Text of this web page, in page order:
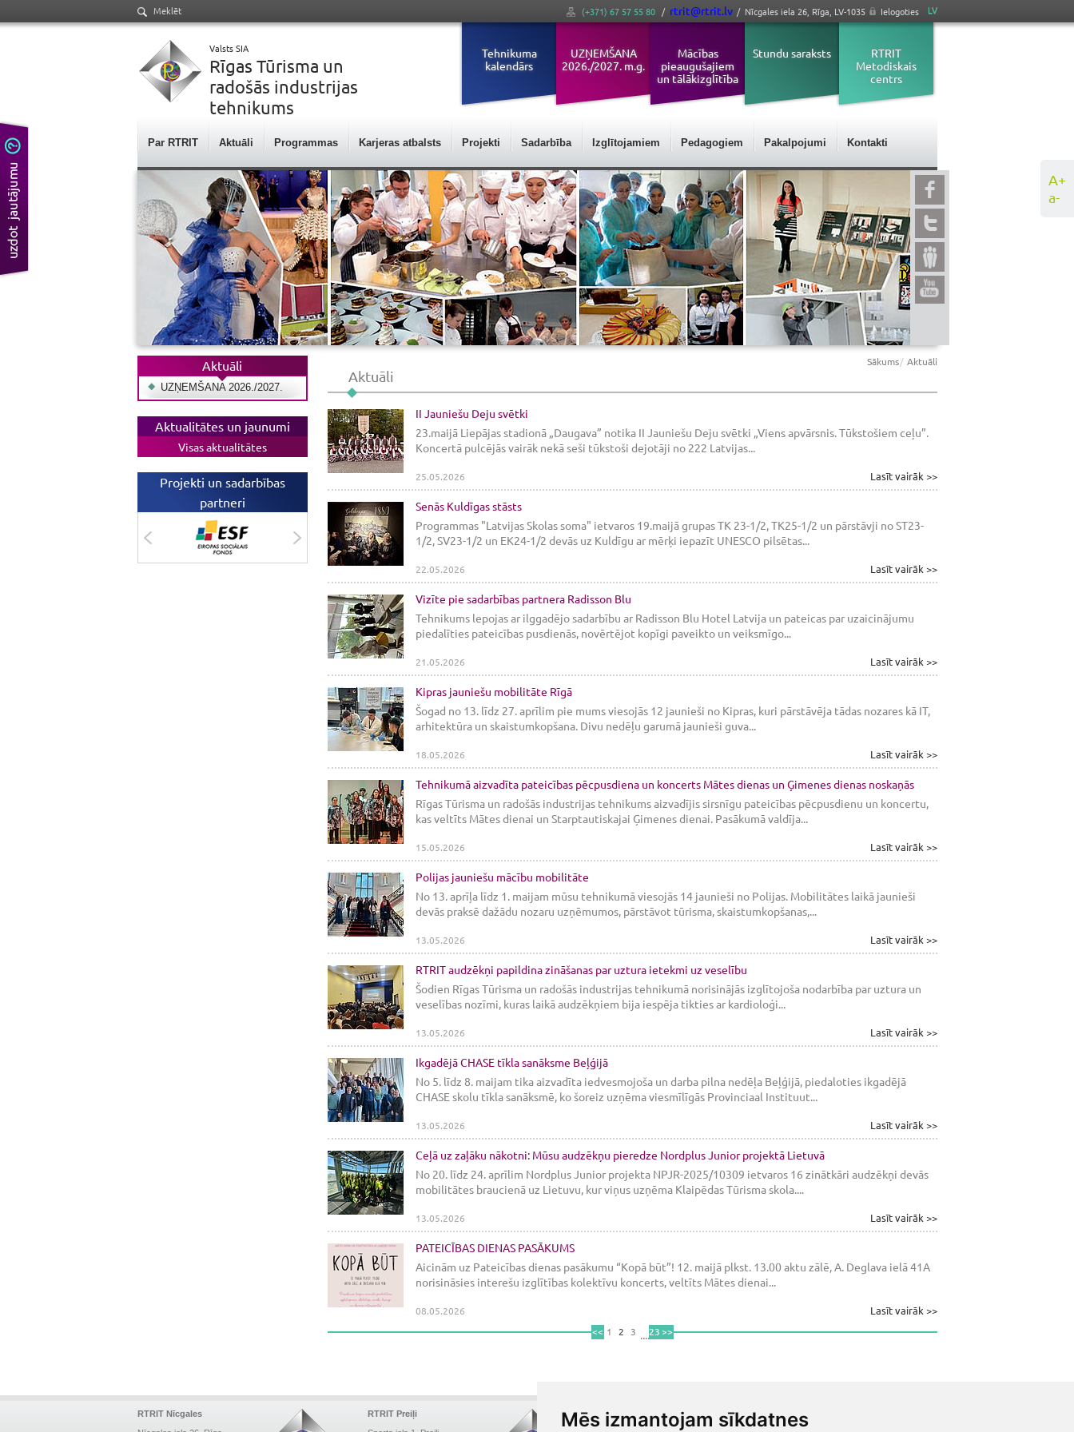
Mēs izmantojam sīkdatnes
A+
a-
Meklēt (+371) 67 57 55 80 / rtrit@rtrit.lv / Nīcgales iela 26, Rīga, LV-1035 Ielogoties LV
Valsts SIA
Rīgas Tūrisma un
radošās industrijas
tehnikums
Tehnikuma
kalendārs
UZŅEMŠANA
2026./2027. m.g.
Mācības
pieaugušajiem
un tālākizglītība
Stundu saraksts
RTRIT
Metodiskais
centrs
Par RTRIT Aktuāli Programmas Karjeras atbalsts Projekti Sadarbība Izglītojamiem Pedagogiem Pakalpojumi Kontakti
Aktuāli
UZŅEMŠANA 2026./2027.
Aktualitātes un jaunumi
Visas aktualitātes
Projekti un sadarbības
partneri
Sākums Aktuāli
Aktuāli
II Jauniešu Deju svētki
23.maijā Liepājas stadionā „Daugava” notika II Jauniešu Deju svētki „Viens apvārsnis. Tūkstošiem ceļu”.
Koncertā pulcējās vairāk nekā seši tūkstoši dejotāji no 222 Latvijas...
Lasīt vairāk >>
25.05.2026
Senās Kuldīgas stāsts
Programmas "Latvijas Skolas soma" ietvaros 19.maijā grupas TK 23-1/2, TK25-1/2 un pārstāvji no ST23-
1/2, SV23-1/2 un EK24-1/2 devās uz Kuldīgu ar mērķi iepazīt UNESCO pilsētas...
Lasīt vairāk >>
22.05.2026
Vizīte pie sadarbības partnera Radisson Blu
Tehnikums lepojas ar ilggadējo sadarbību ar Radisson Blu Hotel Latvija un pateicas par uzaicinājumu
piedalīties pateicības pusdienās, novērtējot kopīgi paveikto un veiksmīgo...
Lasīt vairāk >>
21.05.2026
Kipras jauniešu mobilitāte Rīgā
Šogad no 13. līdz 27. aprīlim pie mums viesojās 12 jaunieši no Kipras, kuri pārstāvēja tādas nozares kā IT,
arhitektūra un skaistumkopšana. Divu nedēļu garumā jaunieši guva...
Lasīt vairāk >>
18.05.2026
Tehnikumā aizvadīta pateicības pēcpusdiena un koncerts Mātes dienas un Ģimenes dienas noskaņās
Rīgas Tūrisma un radošās industrijas tehnikums aizvadījis sirsnīgu pateicības pēcpusdienu un koncertu,
kas veltīts Mātes dienai un Starptautiskajai Ģimenes dienai. Pasākumā valdīja...
Lasīt vairāk >>
15.05.2026
Polijas jauniešu mācību mobilitāte
No 13. aprīļa līdz 1. maijam mūsu tehnikumā viesojās 14 jaunieši no Polijas. Mobilitātes laikā jaunieši
devās praksē dažādu nozaru uzņēmumos, pārstāvot tūrisma, skaistumkopšanas,...
Lasīt vairāk >>
13.05.2026
RTRIT audzēkņi papildina zināšanas par uztura ietekmi uz veselību
Šodien Rīgas Tūrisma un radošās industrijas tehnikumā norisinājās izglītojoša nodarbība par uztura un
veselības nozīmi, kuras laikā audzēkņiem bija iespēja tikties ar kardioloģi...
Lasīt vairāk >>
13.05.2026
Ikgadējā CHASE tīkla sanāksme Beļģijā
No 5. līdz 8. maijam tika aizvadīta iedvesmojoša un darba pilna nedēļa Beļģijā, piedaloties ikgadējā
CHASE skolu tīkla sanāksmē, ko šoreiz uzņēma viesmīlīgās Provinciaal Instituut...
Lasīt vairāk >>
13.05.2026
Ceļā uz zaļāku nākotni: Mūsu audzēkņu pieredze Nordplus Junior projektā Lietuvā
No 20. līdz 24. aprīlim Nordplus Junior projekta NPJR-2025/10309 ietvaros 16 zinātkāri audzēkņi devās
mobilitātes braucienā uz Lietuvu, kur viņus uzņēma Klaipēdas Tūrisma skola....
Lasīt vairāk >>
13.05.2026
PATEICĪBAS DIENAS PASĀKUMS
Aicinām uz Pateicības dienas pasākumu “Kopā būt”! 12. maijā plkst. 13.00 aktu zālē, A. Deglava ielā 41A
norisināsies interešu izglītības kolektīvu koncerts, veltīts Mātes dienai...
Lasīt vairāk >>
08.05.2026
<< 1 2 3 ....231>>
RTRIT Nīcgales
RTRIT Preiļi
RTRIT Deglava